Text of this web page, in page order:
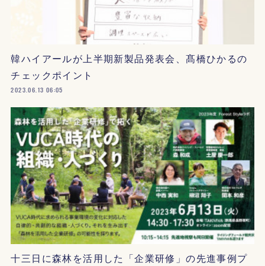
韓ハイアールが上半期新製品発表会、髙橋ひかるの
チェックポイント
2023.06.13 06:05
十三日に森林を活用した「企業研修」の先進事例プ